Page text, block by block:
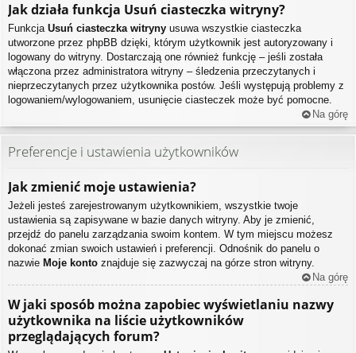
Jak działa funkcja Usuń ciasteczka witryny?
Funkcja Usuń ciasteczka witryny usuwa wszystkie ciasteczka
utworzone przez phpBB dzięki, którym użytkownik jest autoryzowany i
logowany do witryny. Dostarczają one również funkcję – jeśli została
włączona przez administratora witryny – śledzenia przeczytanych i
nieprzeczytanych przez użytkownika postów. Jeśli występują problemy z
logowaniem/wylogowaniem, usunięcie ciasteczek może być pomocne.
Na górę
Preferencje i ustawienia użytkowników
Jak zmienić moje ustawienia?
Jeżeli jesteś zarejestrowanym użytkownikiem, wszystkie twoje
ustawienia są zapisywane w bazie danych witryny. Aby je zmienić,
przejdź do panelu zarządzania swoim kontem. W tym miejscu możesz
dokonać zmian swoich ustawień i preferencji. Odnośnik do panelu o
nazwie Moje konto znajduje się zazwyczaj na górze stron witryny.
Na górę
W jaki sposób można zapobiec wyświetlaniu nazwy
użytkownika na liście użytkowników
przeglądających forum?